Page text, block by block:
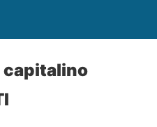
capitalino